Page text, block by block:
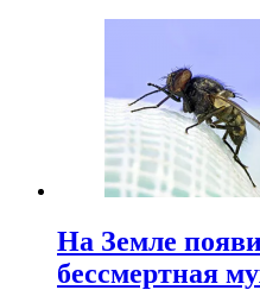
На Земле
бессмертная